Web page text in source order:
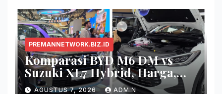
PREMANNETWORK.BIZ.ID
Komparasi BYD M6 DM vs
Suzuki XL7 Hybrid, Harga,
Fitur, dan Seberapa Irit?
AGUSTUS 7, 2026 ADMIN